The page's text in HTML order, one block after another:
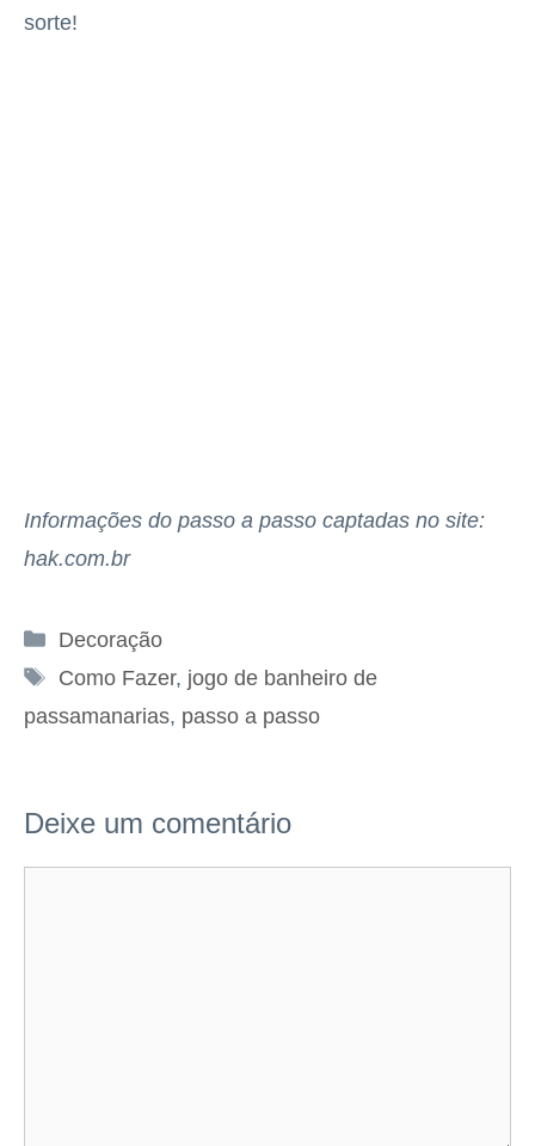
sorte!
Informações do passo a passo captadas no site:
hak.com.br
Categorias
Decoração
Tags
Como Fazer, jogo de banheiro de
passamanarias, passo a passo
Deixe um comentário